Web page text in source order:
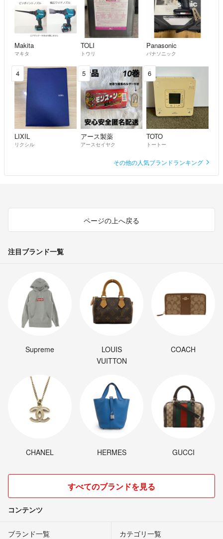
Makita
マキタ
TOLI
トウリ
Panasonic
パナソニック
4
LIXIL
リクシル
5
アース製薬
アースセイヤク
6
TOTO
トートー
その他の人気ブランドランキング
ページの上へ戻る
注目ブランド一覧
Supreme
LOUIS
VUITTON
COACH
CHANEL HERMES GUCCI
すべてのブランドを見る
コンテンツ
ブランド一覧 カテゴリ一覧